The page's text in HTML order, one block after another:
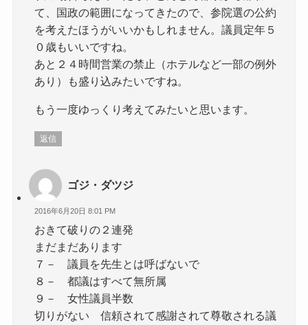
て、国政の範囲になってきたので、参院選の公約
を考えたほうがいいかもしれません。議員定年５
０歳もいいですね。
あと２４時間営業の禁止（ホテルなど一部の例外
あり）も盛り込みたいですね。
もう一度ゆっくり考えてみたいと思います。
返信
ゴジ・ダツジ
2016年6月20日 8:01 PM
おきて破りの２連発
まだまだあります
７－ 議員を先生とは呼ばないで
８－ 都議はすべて無所属
９－ 女性議員半数
切りがない 信頼されて感謝されて尊敬される議